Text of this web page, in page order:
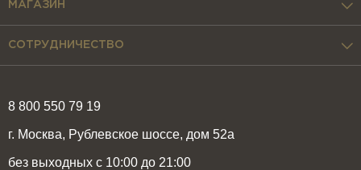
8 800 550 79 19
г. Москва, Рублевское шоссе, дом 52а
без выходных с 10:00 до 21:00
МАГАЗИН
СОТРУДНИЧЕСТВО